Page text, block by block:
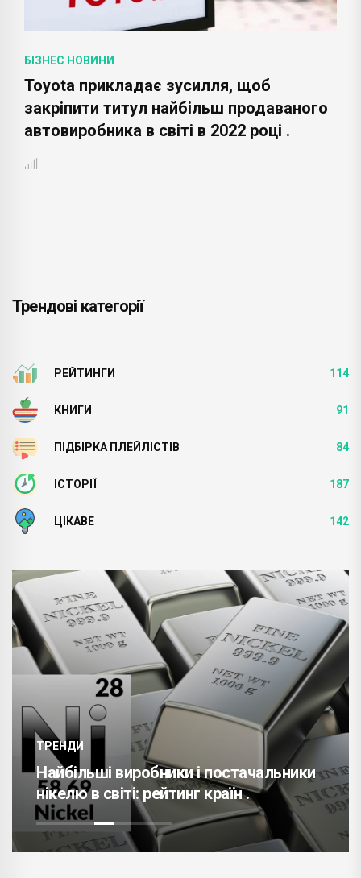
БІЗНЕС НОВИНИ
Toyota прикладає зусилля, щоб
закріпити титул найбільш продаваного
автовиробника в світі в 2022 році .
Трендові категорії
РЕЙТИНГИ 114
КНИГИ 91
ПІДБІРКА ПЛЕЙЛІСТІВ 84
ІСТОРІЇ 187
ЦІКАВЕ 142
ТРЕНДИ
Найбільші виробники і постачальники
нікелю в світі: рейтинг країн .